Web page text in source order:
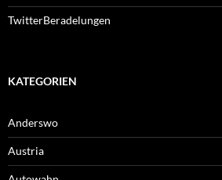
TwitterBeradelungen
KATEGORIEN
Anderswo
Austria